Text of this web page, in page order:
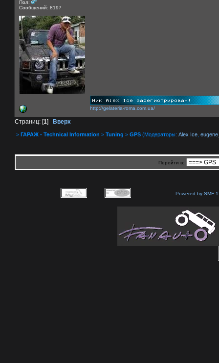
Пол:
Сообщений: 8197
http://gelateria-roma.com.ua/
Страниц: [1] Вверх
> ГАРАЖ - Technical Information > Tuning > GPS (Модераторы: Alex Ice
Перейти в:
Powered by SMF